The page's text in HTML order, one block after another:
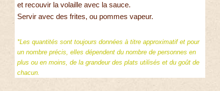
et recouvir la volaille avec la sauce.
Servir avec des frites, ou pommes vapeur.
*Les quantités sont toujours données à titre approximatif et pour
un nombre précis, elles dépendent du nombre de personnes en
plus ou en moins, de la grandeur des plats utilisés et du goût de
chacun.